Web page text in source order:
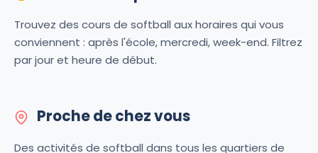
Trouvez des cours de softball aux horaires qui vous
conviennent : après l'école, mercredi, week-end. Filtrez
par jour et heure de début.
Proche de chez vous
Des activités de softball dans tous les quartiers de